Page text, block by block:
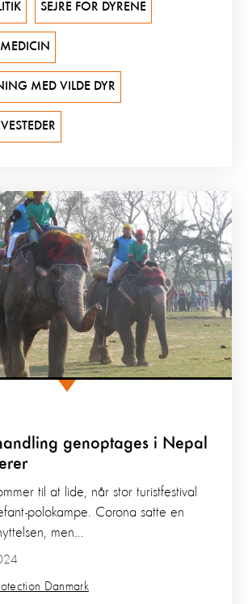
SEJRE FOR DYRENE
MED VILDE DYR
genoptages i Nepal
Danmark
til at lide, når stor turistfestival
polokampe. Corona satte en
men...